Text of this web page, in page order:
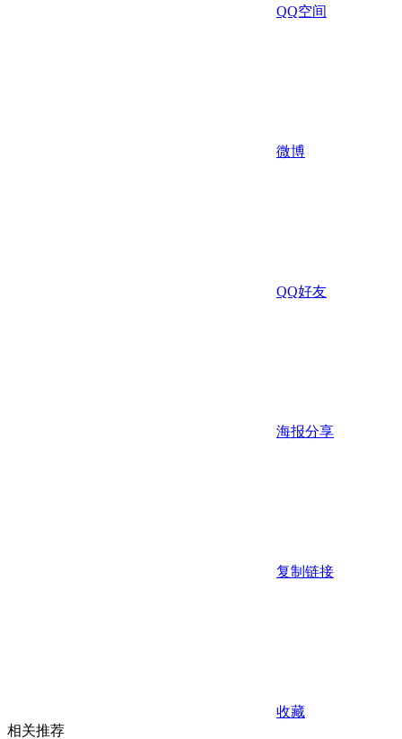
QQ空间
微博
QQ好友
海报分享
复制链接
收藏
相关推荐